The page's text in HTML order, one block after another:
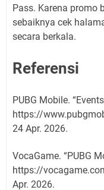
Pass. Karena promo
sebaiknya cek
secara berkala.
Referensi
PUBG Mobile.
https://
24 Apr. 2026.
VocaGame. “PUBG
https://
Apr. 2026.